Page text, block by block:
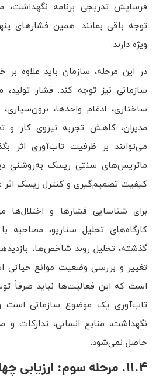
فرسایش تدریجی برنامه
توجه باقی بمانند. همین فشارهای
ویژه دارند.
در این مرحله، سازمان باید علاوه
سازمانی نیز توجه کند. فشار تولید،
ساختاری، ادغام واحدها،
مدیران، کاهش تجربه نیروی کار و
می‌توانند بر ظرفیت تاب‌آوری اثر
ماتریس‌های سنتی ریسک به‌روشنی
کیفیت تصمیم‌گیری و کنترل ریسک اثر
برای شناسایی فشارها و اختلال‌ها
کارگاه‌های تحلیل سناریو، مصاحبه
گذشته، تحلیل روند شاخص‌ها،
تغییر و بررسی وضعیت موانع حیاتی
تاب‌آوری یک موضوع سازمانی است
نگهداشت، منابع انسانی، تدارکات و
حاصل نمی‌شود.
11.4. مرحله سوم: ارزیابی چهار ظرفیت تاب‌آوری